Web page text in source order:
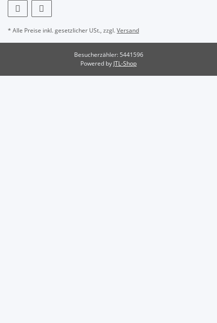
* Alle Preise inkl. gesetzlicher USt., zzgl.Versand
Besucherzähler: 5441596
Powered by JTL-Shop